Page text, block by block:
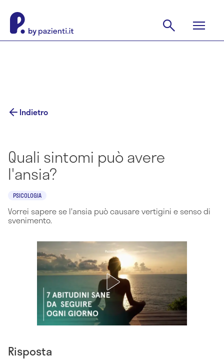
Indietro
Quali sintomi può avere
l'ansia?
PSICOLOGIA
Vorrei sapere se l'ansia può causare vertigini e senso di
svenimento.
Risposta